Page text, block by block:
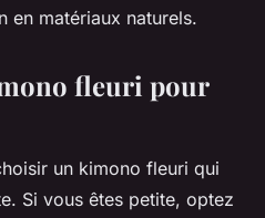
en matériaux naturels.
fleuri pour
un kimono fleuri qui
Si vous êtes petite, optez